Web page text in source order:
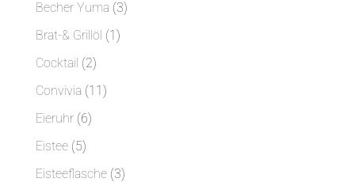
Becher Yuma 33
Brat-& Grillöl 11
Cocktail 22
Produkte
Convivia 1111
Eieruhr 66
Eistee 55
Produkte
Eisteeflasche 33